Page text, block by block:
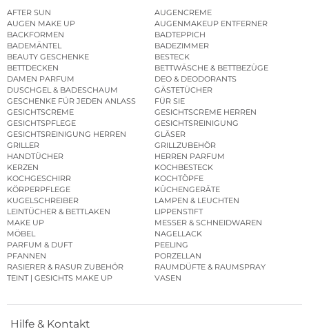
AFTER SUN
AUGENCREME
AUGEN MAKE UP
AUGENMAKEUP ENTFERNER
BACKFORMEN
BADTEPPICH
BADEMÄNTEL
BADEZIMMER
BEAUTY GESCHENKE
BESTECK
BETTDECKEN
BETTWÄSCHE & BETTBEZÜGE
DAMEN PARFUM
DEO & DEODORANTS
DUSCHGEL & BADESCHAUM
GÄSTETÜCHER
GESCHENKE FÜR JEDEN ANLASS
FÜR SIE
GESICHTSCREME
GESICHTSCREME HERREN
GESICHTSPFLEGE
GESICHTSREINIGUNG
GESICHTSREINIGUNG HERREN
GLÄSER
GRILLER
GRILLZUBEHÖR
HANDTÜCHER
HERREN PARFUM
KERZEN
KOCHBESTECK
KOCHGESCHIRR
KOCHTÖPFE
KÖRPERPFLEGE
KÜCHENGERÄTE
KUGELSCHREIBER
LAMPEN & LEUCHTEN
LEINTÜCHER & BETTLAKEN
LIPPENSTIFT
MAKE UP
MESSER & SCHNEIDWAREN
MÖBEL
NAGELLACK
PARFUM & DUFT
PEELING
PFANNEN
PORZELLAN
RASIERER & RASUR ZUBEHÖR
RAUMDÜFTE & RAUMSPRAY
TEINT | GESICHTS MAKE UP
VASEN
Hilfe & Kontakt